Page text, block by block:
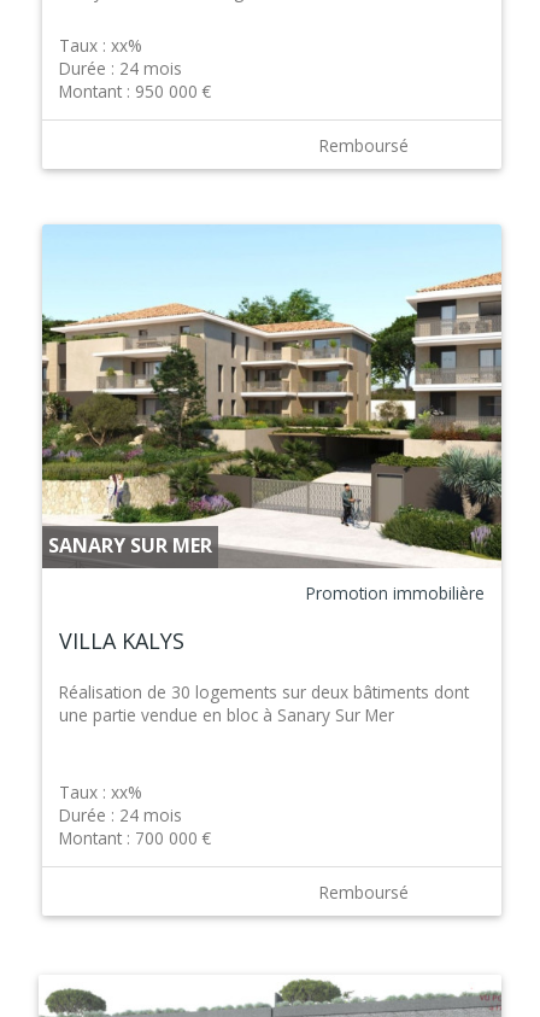
Taux : xx%
Durée : 24 mois
Montant : 950 000 €
Remboursé
SANARY SUR MER
Promotion immobilière
VILLA KALYS
Réalisation de 30 logements sur deux bâtiments dont
une partie vendue en bloc à Sanary Sur Mer
Taux : xx%
Durée : 24 mois
Montant : 700 000 €
Remboursé